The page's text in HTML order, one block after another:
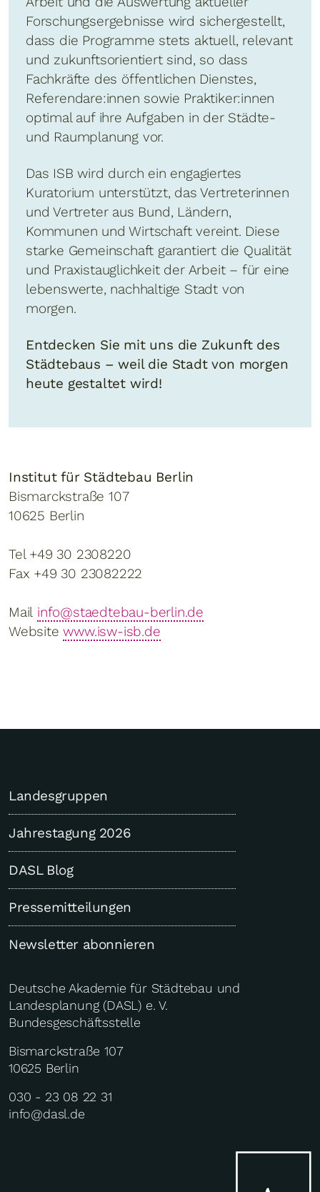
Forschungsergebnisse wird sichergestellt,
dass die Programme stets aktuell, relevant
und zukunftsorientiert sind, so dass
Fachkräfte des öffentlichen Dienstes,
Referendare:innen sowie Praktiker:innen
optimal auf ihre Aufgaben in der Städte-
und Raumplanung vor.
Das ISB wird durch ein engagiertes
Kuratorium unterstützt, das Vertreterinnen
und Vertreter aus Bund, Ländern,
Kommunen und Wirtschaft vereint. Diese
starke Gemeinschaft garantiert die Qualität
und Praxistauglichkeit der Arbeit – für eine
lebenswerte, nachhaltige Stadt von
morgen.
Entdecken Sie mit uns die Zukunft des
Städtebaus – weil die Stadt von morgen
heute gestaltet wird!
Institut für Städtebau Berlin
Bismarckstraße 107
10625 Berlin
Tel +49 30 2308220
Fax +49 30 23082222
Mail info@staedtebau-berlin.de
Websitewww.isw-isb.de
Landesgruppen
Jahrestagung 2026
DASL Blog
Pressemitteilungen
Newsletter abonnieren
Deutsche Akademie für Städtebau und
Landesplanung (DASL) e. V.
Bundesgeschäftsstelle
Bismarckstraße 107
10625 Berlin
030 - 23 08 22 31
info@dasl.de